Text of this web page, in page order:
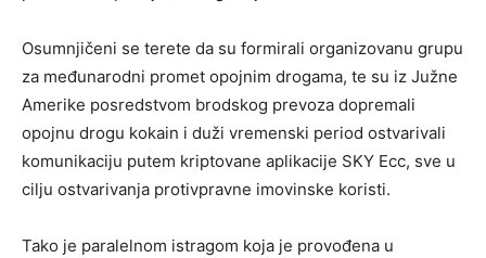
Osumnjičeni se terete da su formirali organizovanu grupu
za međunarodni promet opojnim drogama, te su iz Južne
Amerike posredstvom brodskog prevoza dopremali
opojnu drogu kokain i duži vremenski period ostvarivali
komunikaciju putem kriptovane aplikacije SKY Ecc, sve u
cilju ostvarivanja protivpravne imovinske koristi.
Tako je paralelnom istragom koja je provođena u